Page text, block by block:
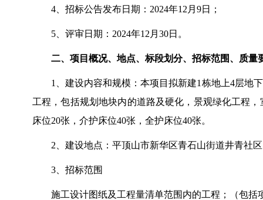
4、招标公告发布日期：2024年12月9日；
5、评审日期：2024年12月30日。
二、项目概况、地点、标段划分、招标范围、质量
1、建设内容和规模：本项目拟新建1栋地上4层地
工程，包括规划地块内的道路及硬化，景观绿化工程
床位20张，介护床位40张，全护床位40张。
2、建设地点：平顶山市新华区青石山街道井青社
3、招标范围
施工设计图纸及工程量清单范围内的工程；（包括